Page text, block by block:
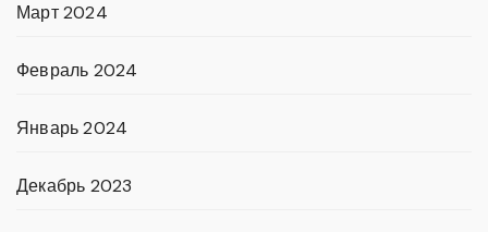
Март 2024
Февраль 2024
Январь 2024
Декабрь 2023